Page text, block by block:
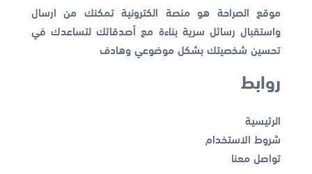
موقع الصراحة هو منصة الكترونية تمكنك من ارسال
واستقبال رسائل سرية بناءة مع أصدقائك لتساعدك في
تحسين شخصيتك بشكل موضوعي وهادف
روابط
الرئيسية
شروط الاستخدام
تواصل معنا